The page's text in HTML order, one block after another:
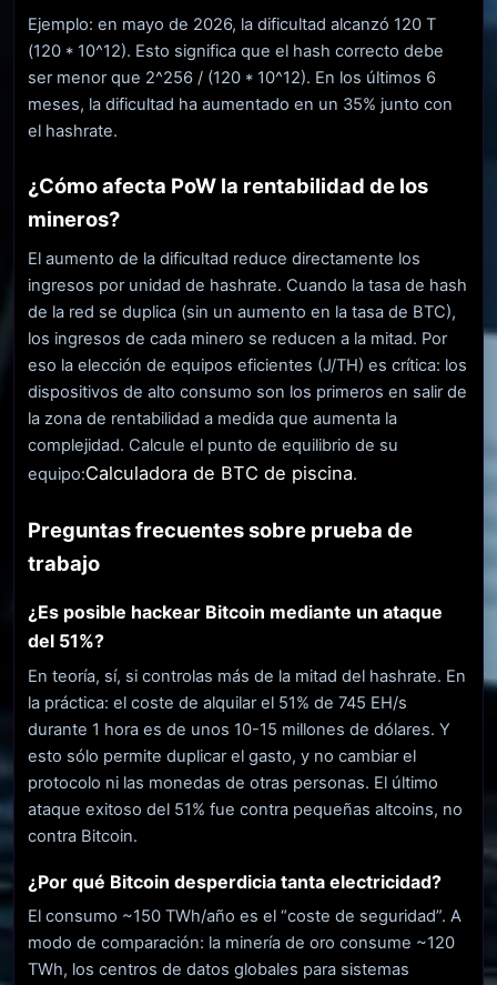
Ejemplo: en mayo de 2026, la dificultad alcanzó 120 T
(120 * 10^12). Esto significa que el hash correcto debe
ser menor que 2^256 / (120 * 10^12). En los últimos 6
meses, la dificultad ha aumentado en un 35% junto con
el hashrate.
¿Cómo afecta PoW la rentabilidad de los
mineros?
El aumento de la dificultad reduce directamente los
ingresos por unidad de hashrate. Cuando la tasa de hash
de la red se duplica (sin un aumento en la tasa de BTC),
los ingresos de cada minero se reducen a la mitad. Por
eso la elección de equipos eficientes (J/TH) es crítica: los
dispositivos de alto consumo son los primeros en salir de
la zona de rentabilidad a medida que aumenta la
complejidad. Calcule el punto de equilibrio de su
equipo:Calculadora de BTC de piscina.
Preguntas frecuentes sobre prueba de
trabajo
¿Es posible hackear Bitcoin mediante un ataque
del 51%?
En teoría, sí, si controlas más de la mitad del hashrate. En
la práctica: el coste de alquilar el 51% de 745 EH/s
durante 1 hora es de unos 10-15 millones de dólares. Y
esto sólo permite duplicar el gasto, y no cambiar el
protocolo ni las monedas de otras personas. El último
ataque exitoso del 51% fue contra pequeñas altcoins, no
contra Bitcoin.
¿Por qué Bitcoin desperdicia tanta electricidad?
El consumo ~150 TWh/año es el “coste de seguridad”. A
modo de comparación: la minería de oro consume ~120
TWh, los centros de datos globales para sistemas